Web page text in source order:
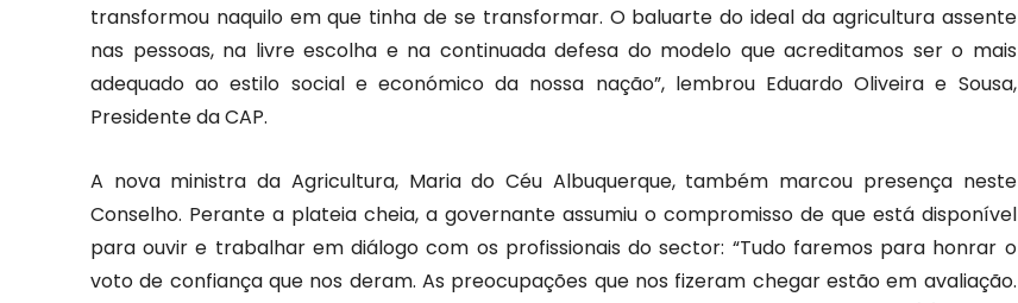
transformou naquilo em que tinha de se transformar. O baluarte do ideal da agricultura assente
nas pessoas, na livre escolha e na continuada defesa do modelo que acreditamos ser o mais
adequado ao estilo social e económico da nossa nação”, lembrou Eduardo Oliveira e Sousa,
Presidente da CAP.
A nova ministra da Agricultura, Maria do Céu Albuquerque, também marcou presença neste
Conselho. Perante a plateia cheia, a governante assumiu o compromisso de que está disponível
para ouvir e trabalhar em diálogo com os profissionais do sector: “Tudo faremos para honrar o
voto de confiança que nos deram. As preocupações que nos fizeram chegar estão em avaliação.